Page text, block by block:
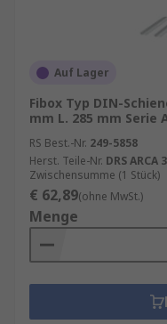
Auf Lager
Fibox Typ DIN-
mm L. 285 mm Serie
RS Best.-Nr. 249-5858
Herst. Teile-Nr. DRS ARCA
Zwischensumme (1 Stück)
€ 62,89(ohne MwSt.)
Menge